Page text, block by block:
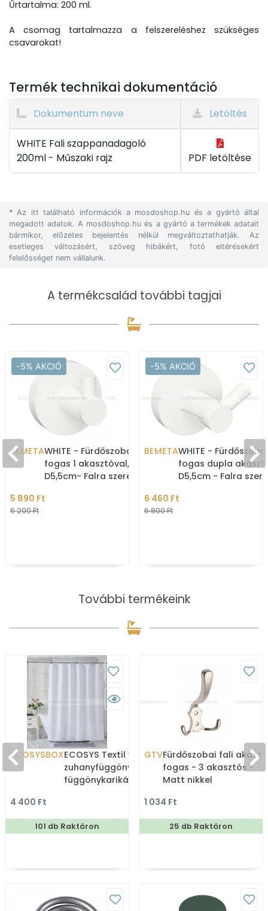
Űrtartalma: 200 ml.
A csomag tartalmazza a felszereléshez szükséges
csavarokat!
Termék technikai dokumentáció
Dokumentum neve Letöltés
WHITE Fali szappanadagoló
200ml - Műszaki rajz
PDF letöltése
* Az itt található információk a mosdoshop.hu és a gyártó által
megadott adatok. A mosdoshop.hu és a gyártó a termékek adatait
bármikor, előzetes bejelentés nélkül megváltoztathatják. Az
esetleges változásért, szöveg hibákért, fotó eltérésekért
felelősséget nem vállalunk.
A termékcsalád további tagjai
-5% AKCIÓ
BEMETAWHITE - Fürdőszobai
fogas 1 akasztóval,
D5,5cm- Falra szerelhető
5 890 Ft
6 200 Ft
-5% AKCIÓ
BEMETAWHITE - Fürdőszobai
fogas dupla
D5,5cm - Falra
6 460 Ft
6 800 Ft
További termékeink
ECOSYSBOXECOSYS Textil varrott
zuhanyfüggöny 12db
függönykarikával
Zuhanyfüggöny textil
4 400 Ft
101 db Raktáron
GTVFürdőszobai fali
fogas - 3 akasztós -
Matt nikkel
1 034 Ft
25 db Raktáron